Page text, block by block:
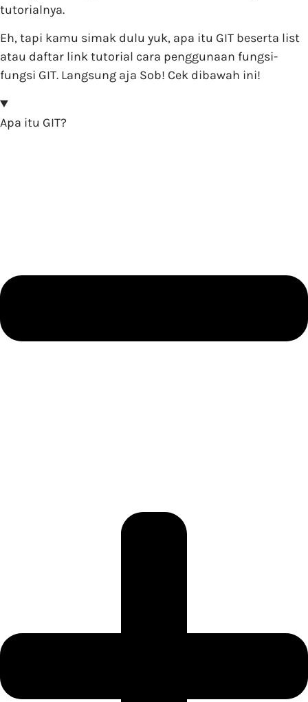
tutorialnya.
Eh, tapi kamu simak dulu yuk, apa itu GIT beserta list
atau daftar link tutorial cara penggunaan fungsi-
fungsi GIT. Langsung aja Sob! Cek dibawah ini!
Apa itu GIT?